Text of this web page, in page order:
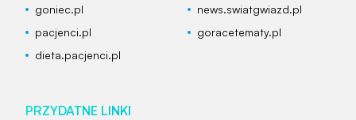
goniec.pl
news.swiatgwiazd.pl
pacjenci.pl
goracetematy.pl
dieta.pacjenci.pl
PRZYDATNE LINKI